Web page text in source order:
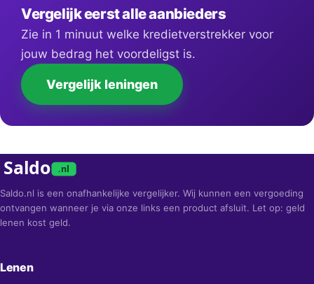
Vergelijk eerst alle aanbieders
Zie in 1 minuut welke kredietverstrekker voor
jouw bedrag het voordeligst is.
Vergelijk leningen
Saldo .nl
Saldo.nl is een onafhankelijke vergelijker. Wij kunnen een vergoeding
ontvangen wanneer je via onze links een product afsluit. Let op: geld
lenen kost geld.
Lenen